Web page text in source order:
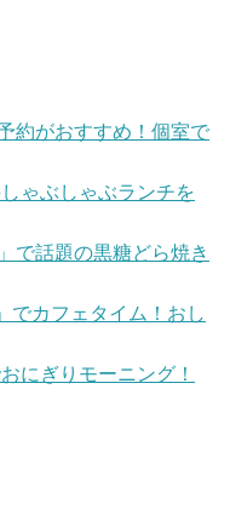
約がおすすめ！個室で
ゃぶしゃぶランチを
で話題の黒糖どら焼き
でカフェタイム！おし
にぎりモーニング！